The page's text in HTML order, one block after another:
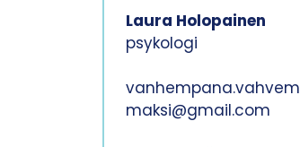
Laura Holopainen
psykologi
vanhempana.vahvem
maksi@gmail.com